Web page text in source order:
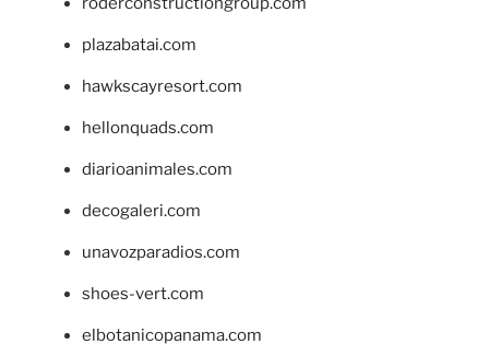
plazabatai.com
hawkscayresort.com
hellonquads.com
diarioanimales.com
decogaleri.com
unavozparadios.com
shoes-vert.com
elbotanicopanama.com